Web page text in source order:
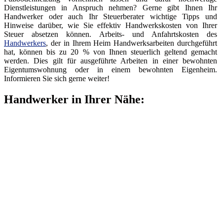
Dienstleistungen in Anspruch nehmen? Gerne gibt Ihnen Ihr
Handwerker oder auch Ihr Steuerberater wichtige Tipps und
Hinweise darüber, wie Sie effektiv Handwerkskosten von Ihrer
Steuer absetzen können. Arbeits- und Anfahrtskosten des
Handwerkers, der in Ihrem Heim Handwerksarbeiten durchgeführt
hat, können bis zu 20 % von Ihnen steuerlich geltend gemacht
werden. Dies gilt für ausgeführte Arbeiten in einer bewohnten
Eigentumswohnung oder in einem bewohnten Eigenheim.
Informieren Sie sich gerne weiter!
Handwerker in Ihrer Nähe: